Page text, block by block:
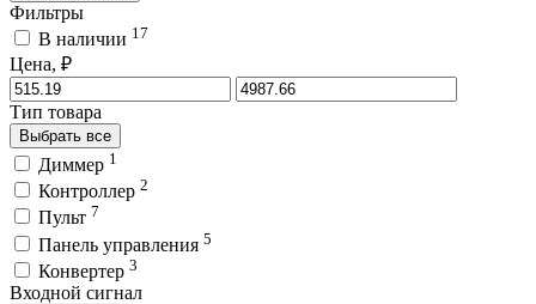
Фильтры
В наличии 17
Цена, ₽
Тип товара
Выбрать все
Диммер 1
Контроллер 2
Пульт 7
Панель управления 5
Конвертер 3
Входной сигнал